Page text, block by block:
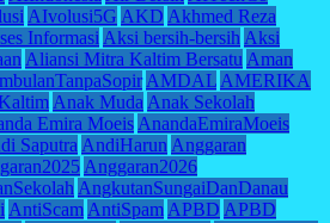
AIvolusi5G AKD Akhmed Reza
Informasi Aksi bersih-bersih Aksi
Aliansi Mitra Kaltim Bersatu Aman
AMDAL AMERIKA
Anak Muda Anak Sekolah
Emira Moeis AnandaEmiraMoeis
Saputra AndiHarun Anggaran
Anggaran2026
AngkutanSungaiDanDanau
AntiScam AntiSpam APBD APBD